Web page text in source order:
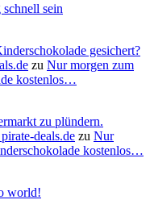
sein
gesichert?
zu Nur morgen zum
kostenlos…
zu plündern.
deals.de zu Nur
kostenlos…
world!